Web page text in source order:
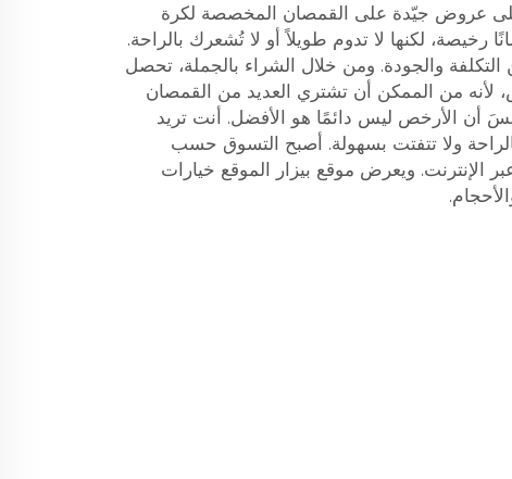
عروض جيّدة على القمصان المخصصة لكرة
رخيصة، لكنها لا تدوم طويلاً أو لا تُشعرك بالراحة.
التكلفة والجودة. ومن خلال الشراء بالجملة، تحصل
من الممكن أن تشتري العديد من القمصان
أن الأرخص ليس دائمًا هو الأفضل. أنت تريد
ولا تتفتت بسهولة. أصبح التسوق حسب
الإنترنت. ويعرض موقع بيزار الموقع خيارات